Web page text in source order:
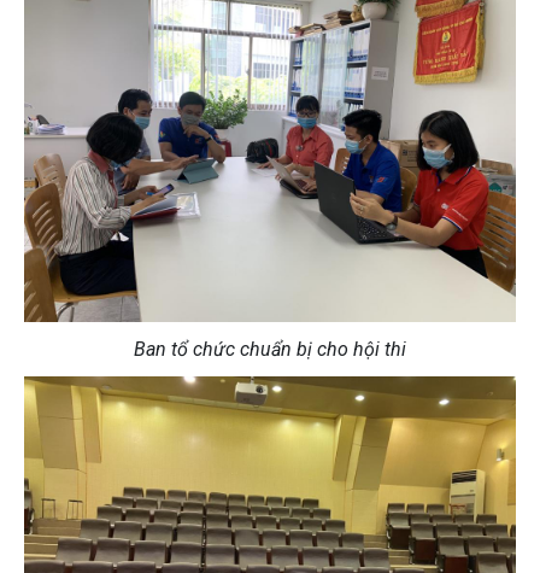
Ban tổ chức chuẩn bị cho hội thi